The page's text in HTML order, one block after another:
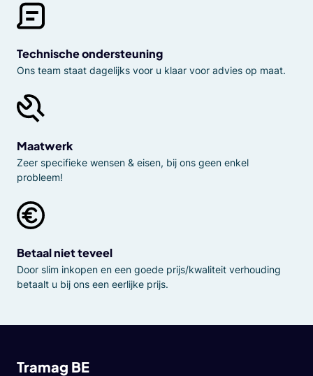
Technische ondersteuning
Ons team staat dagelijks voor u klaar voor advies op maat.
Maatwerk
Zeer specifieke wensen & eisen, bij ons geen enkel
probleem!
Betaal niet teveel
Door slim inkopen en een goede prijs/kwaliteit verhouding
betaalt u bij ons een eerlijke prijs.
Tramag BE